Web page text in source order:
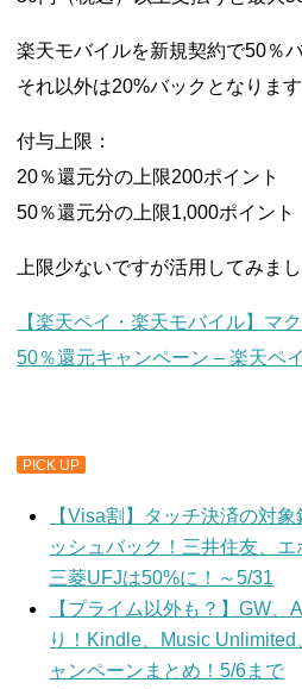
楽天モバイルを新規契約で50％バ
それ以外は20%バックとなります
付与上限：
20％還元分の上限200ポイント
50％還元分の上限1,000ポイント
上限少ないですが活用してみまし
【楽天ペイ・楽天モバイル】マ
50％還元キャンペーン – 楽天ペ
PICK UP
【Visa割】タッチ決済の対
ッシュバック！三井住友、エ
三菱UFJは50%に！～5/31
【プライム以外も？】GW
り！Kindle、Music
ャンペーンまとめ！5/6まで